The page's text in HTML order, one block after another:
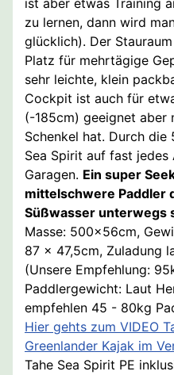
ist aber etwas Training
zu lernen, dann wird
glücklich). Der
Platz für mehrtägige
sehr leichte, klein
Cockpit ist auch für
(-185cm) geeignet aber
Schenkel hat. Durch
Sea Spirit auf fast
Garagen. Ein super
mittelschwere Paddler
Süßwasser unterwegs
Masse: 500x56cm,
87 x 47,5cm, Zuladung
(Unsere Empfehlung:
Paddlergewicht: Laut
empfehlen 45 - 80kg
Hier gehts zum VIDEO
Greenlander Kajak im
Tahe Sea Spirit PE